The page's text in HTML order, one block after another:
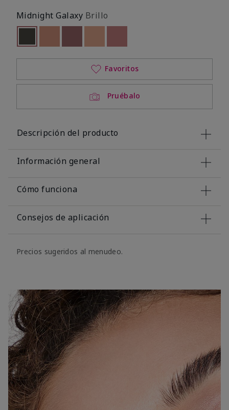
Midnight Galaxy Brillo
seleccionado
Out of stock
Pruébalo
Favoritos
Descripción del producto
Información general
Cómo funciona
Consejos de aplicación
Precios sugeridos al menudeo.